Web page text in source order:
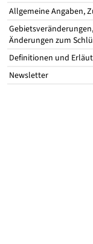
Allgemeine Angaben,
Gebietsveränderungen,
Änderungen zum
Definitionen und
Newsletter